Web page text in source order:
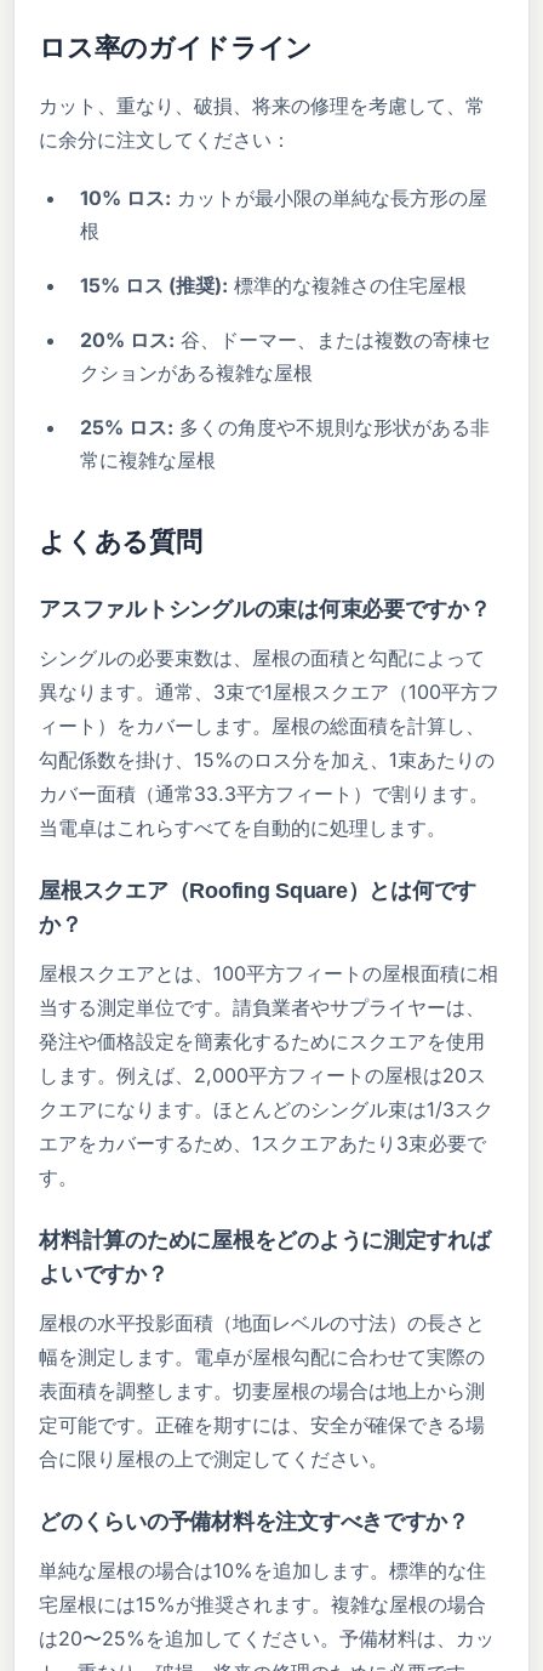
ロス率のガイドライン
カット、重なり、破損、将来の修理を考慮して、常
に余分に注文してください：
10% ロス: カットが最小限の単純な長方形の屋
根
15% ロス (推奨): 標準的な複雑さの住宅屋根
20% ロス: 谷、ドーマー、または複数の寄棟セ
クションがある複雑な屋根
25% ロス: 多くの角度や不規則な形状がある非
常に複雑な屋根
よくある質問
アスファルトシングルの束は何束必要ですか？
シングルの必要束数は、屋根の面積と勾配によって
異なります。通常、3束で1屋根スクエア（100平方フ
ィート）をカバーします。屋根の総面積を計算し、
勾配係数を掛け、15%のロス分を加え、1束あたりの
カバー面積（通常33.3平方フィート）で割ります。
当電卓はこれらすべてを自動的に処理します。
屋根スクエア（Roofing Square）とは何です
か？
屋根スクエアとは、100平方フィートの屋根面積に相
当する測定単位です。請負業者やサプライヤーは、
発注や価格設定を簡素化するためにスクエアを使用
します。例えば、2,000平方フィートの屋根は20ス
クエアになります。ほとんどのシングル束は1/3スク
エアをカバーするため、1スクエアあたり3束必要で
す。
材料計算のために屋根をどのように測定すれば
よいですか？
屋根の水平投影面積（地面レベルの寸法）の長さと
幅を測定します。電卓が屋根勾配に合わせて実際の
表面積を調整します。切妻屋根の場合は地上から測
定可能です。正確を期すには、安全が確保できる場
合に限り屋根の上で測定してください。
どのくらいの予備材料を注文すべきですか？
単純な屋根の場合は10%を追加します。標準的な住
宅屋根には15%が推奨されます。複雑な屋根の場合
は20〜25%を追加してください。予備材料は、カッ